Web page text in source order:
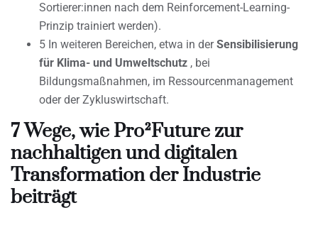
Sortierer:innen nach dem Reinforcement-Learning-
Prinzip trainiert werden).
5 In weiteren Bereichen, etwa in derSensibilisierung
für Klima- und Umweltschutz , bei
Bildungsmaßnahmen, im Ressourcenmanagement
oder der Zykluswirtschaft.
7 Wege, wie Pro²Future zur
nachhaltigen und digitalen
Transformation der Industrie
beiträgt